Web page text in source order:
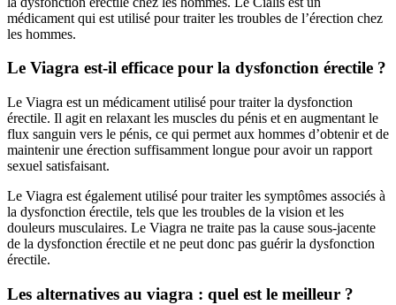
médicament qui est utilisé pour traiter les troubles de l’érection chez
les hommes.
Le Viagra est-il efficace pour la dysfonction érectile ?
Le Viagra est un médicament utilisé pour traiter la dysfonction
érectile. Il agit en relaxant les muscles du pénis et en augmentant le
flux sanguin vers le pénis, ce qui permet aux hommes d’obtenir et de
maintenir une érection suffisamment longue pour avoir un rapport
sexuel satisfaisant.
Le Viagra est également utilisé pour traiter les symptômes associés à
la dysfonction érectile, tels que les troubles de la vision et les
douleurs musculaires. Le Viagra ne traite pas la cause sous-jacente
de la dysfonction érectile et ne peut donc pas guérir la dysfonction
érectile.
Les alternatives au viagra : quel est le meilleur ?